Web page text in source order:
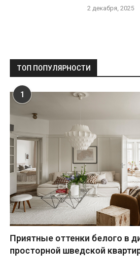
2 декабря, 2025
ТОП ПОПУЛЯРНОСТИ
1
Приятные оттенки белого в
просторной шведской